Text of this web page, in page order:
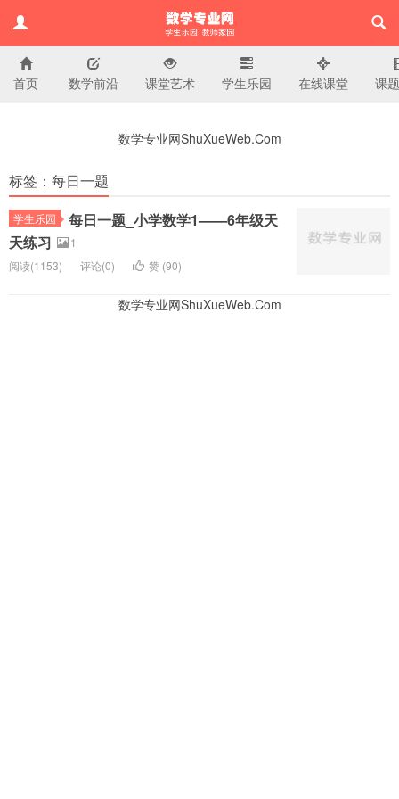
小学数学专业网
首页 数学前沿 课堂艺术 学生乐园 在线课堂 课
数学专业网ShuXueWeb.Com
标签：每日一题
学生乐园
每日一题_小学数学1——6年级天
天练习
1
阅读(1153) 评论(0) 赞 (90)
数学专业网ShuXueWeb.Com